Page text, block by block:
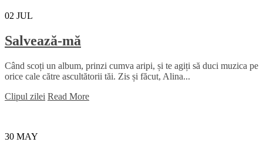
02 JUL
Salvează-mă
Când scoți un album, prinzi cumva aripi, și te agiți să duci muzica pe
orice cale către ascultătorii tăi. Zis și făcut, Alina...
Clipul zilei Read More
30 MAY